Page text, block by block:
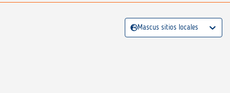
Mascus sitios locales